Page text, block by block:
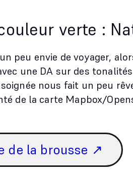
verte :
peu envie de voyager,
une DA sur des
nous fait un peu
de la carte Mapbox/
de la brousse ↗